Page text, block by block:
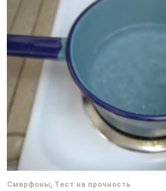
Смарфоны, Тест на прочность